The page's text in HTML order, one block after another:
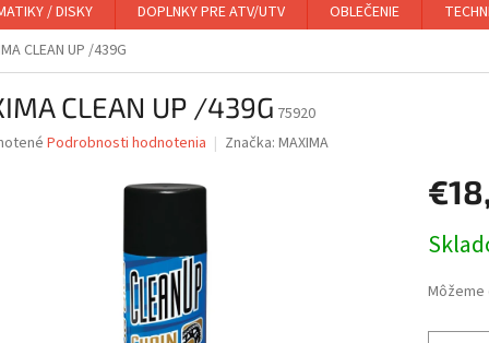
/ DISKY DOPLNKY PRE ATV/UTV OBLEČENIE
CLEAN UP /439G
CLEAN UP /439G 75920
Podrobnosti hodnotenia Značka: MAXIMA
cena: